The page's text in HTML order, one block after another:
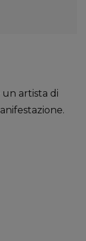
un artista di